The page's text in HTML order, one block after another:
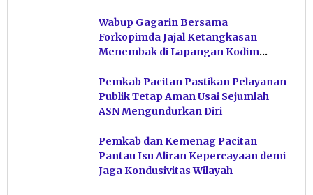
Wabup Gagarin Bersama
Forkopimda Jajal Ketangkasan
Menembak di Lapangan Kodim
Pemkab Pacitan Pastikan Pelayanan
Publik Tetap Aman Usai Sejumlah
ASN Mengundurkan Diri
Pemkab dan Kemenag Pacitan
Pantau Isu Aliran Kepercayaan demi
Jaga Kondusivitas Wilayah